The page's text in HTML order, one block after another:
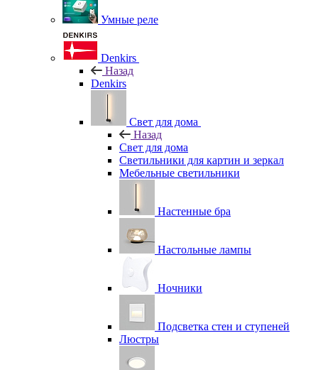
Умные реле
Denkirs
Назад
Denkirs
Свет для дома
Назад
Свет для дома
Светильники для картин и зеркал
Мебельные светильники
Настенные бра
Настольные лампы
Ночники
Подсветка стен и ступеней
Люстры